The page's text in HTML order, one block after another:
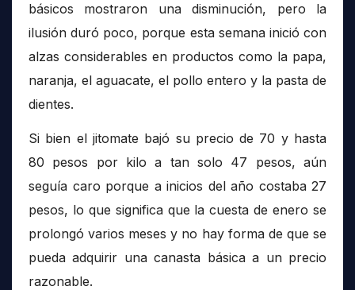
básicos mostraron una disminución, pero la
ilusión duró poco, porque esta semana inició con
alzas considerables en productos como la papa,
naranja, el aguacate, el pollo entero y la pasta de
dientes.
Si bien el jitomate bajó su precio de 70 y hasta
80 pesos por kilo a tan solo 47 pesos, aún
seguía caro porque a inicios del año costaba 27
pesos, lo que significa que la cuesta de enero se
prolongó varios meses y no hay forma de que se
pueda adquirir una canasta básica a un precio
razonable.